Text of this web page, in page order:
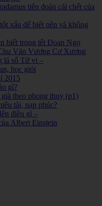
tiên đoán cái chết của
xấu để biết nên và không
biết trong tết Đoan Ngọ
Văn Vương Cơ Xương
lá số Tử vi –
học giỏi
2015
gì?
theo phong thuy (p1)
tài, nạp phúc?
điều gì –
Albert Einstein